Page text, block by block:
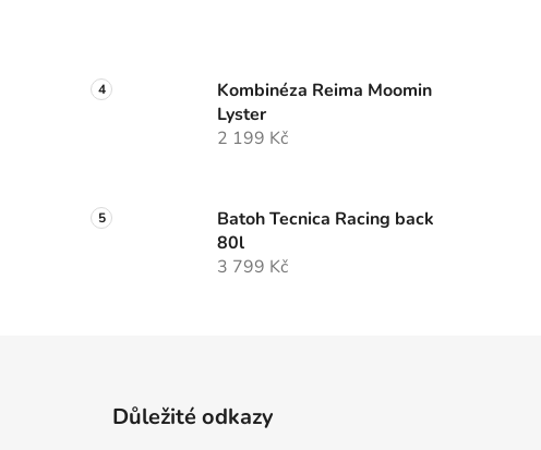
Kombinéza Reima Moomin
Lyster
2 199 Kč
Batoh Tecnica Racing back
80l
3 799 Kč
Důležité odkazy